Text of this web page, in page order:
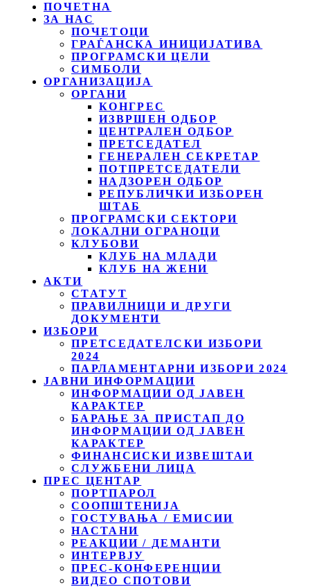
ПОЧЕТНА
ЗА НАС
ПОЧЕТОЦИ
ГРАЃАНСКА ИНИЦИЈАТИВА
ПРОГРАМСКИ ЦЕЛИ
СИМБОЛИ
ОРГАНИЗАЦИЈА
ОРГАНИ
КОНГРЕС
ИЗВРШЕН ОДБОР
ЦЕНТРАЛЕН ОДБОР
ПРЕТСЕДАТЕЛ
ГЕНЕРАЛЕН СЕКРЕТАР
ПОТПРЕТСЕДАТЕЛИ
НАДЗОРЕН ОДБОР
РЕПУБЛИЧКИ ИЗБОРЕН
ШТАБ
ПРОГРАМСКИ СЕКТОРИ
ЛОКАЛНИ ОГРАНОЦИ
КЛУБОВИ
КЛУБ НА МЛАДИ
КЛУБ НА ЖЕНИ
АКТИ
СТАТУТ
ПРАВИЛНИЦИ И ДРУГИ
ДОКУМЕНТИ
ИЗБОРИ
ПРЕТСЕДАТЕЛСКИ ИЗБОРИ
2024
ПАРЛАМЕНТАРНИ ИЗБОРИ 2024
ЈАВНИ ИНФОРМАЦИИ
ИНФОРМАЦИИ ОД ЈАВЕН
КАРАКТЕР
БАРАЊЕ ЗА ПРИСТАП ДО
ИНФОРМАЦИИ ОД ЈАВЕН
КАРАКТЕР
ФИНАНСИСКИ ИЗВЕШТАИ
СЛУЖБЕНИ ЛИЦА
ПРЕС ЦЕНТАР
ПОРТПАРОЛ
СООПШТЕНИЈА
ГОСТУВАЊА / ЕМИСИИ
НАСТАНИ
РЕАКЦИИ / ДЕМАНТИ
ИНТЕРВЈУ
ПРЕС-КОНФЕРЕНЦИИ
ВИДЕО СПОТОВИ